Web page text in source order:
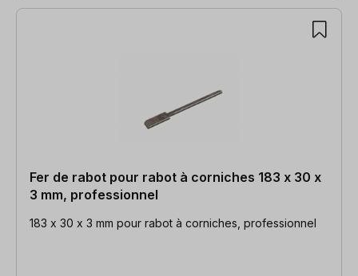
Fer de rabot pour rabot à corniches 183 x 30 x
3 mm, professionnel
183 x 30 x 3 mm pour rabot à corniches, professionnel